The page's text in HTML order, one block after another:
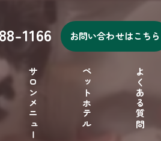
1166 お問い合わせはこちら
サロンメニュー ペットホテル よくある質問